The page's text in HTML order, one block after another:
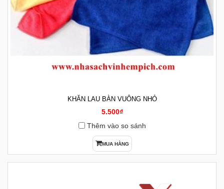
KHĂN LAU BÀN VUÔNG NHỎ
5.500₫
Thêm vào so sánh
MUA HÀNG